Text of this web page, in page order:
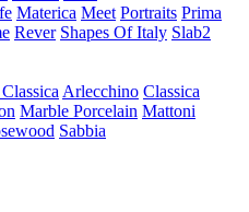
Materica Meet Portraits Prima
Rever Shapes Of Italy Slab2
Arlecchino Classica
Marble Porcelain Mattoni
Sabbia